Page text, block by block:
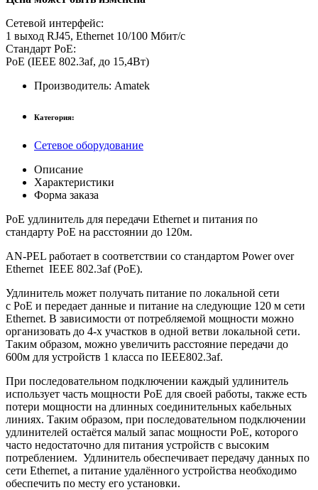
Сетевой интерфейс:
1 выход RJ45, Ethernet 10/100 Мбит/с
Стандарт PoE:
PoE (IEEE 802.3af, до 15,4Вт)
Производитель: Amatek
Категория:
Сетевое оборудование
Описание
Характеристики
Форма заказа
PoE удлинитель для передачи Ethernet и питания по
стандарту PoE на расстоянии до 120м.
AN-PEL работает в соответствии со стандартом Power over
Ethernet IEEE 802.3af (PoE).
Удлинитель может получать питание по локальной сети
с PoE и передает данные и питание на следующие 120 м сети
Ethernet. В зависимости от потребляемой мощности можно
организовать до 4-х участков в одной ветви локальной сети.
Таким образом, можно увеличить расстояние передачи до
600м для устройств 1 класса по IEEE802.3af.
При последовательном подключении каждый удлинитель
использует часть мощности PoE для своей работы, также есть
потери мощности на длинных соединительных кабельных
линиях. Таким образом, при последовательном подключении
удлинителей остаётся малый запас мощности PoE, которого
часто недостаточно для питания устройств с высоким
потреблением. Удлинитель обеспечивает передачу данных по
сети Ethernet, а питание удалённого устройства необходимо
обеспечить по месту его установки.